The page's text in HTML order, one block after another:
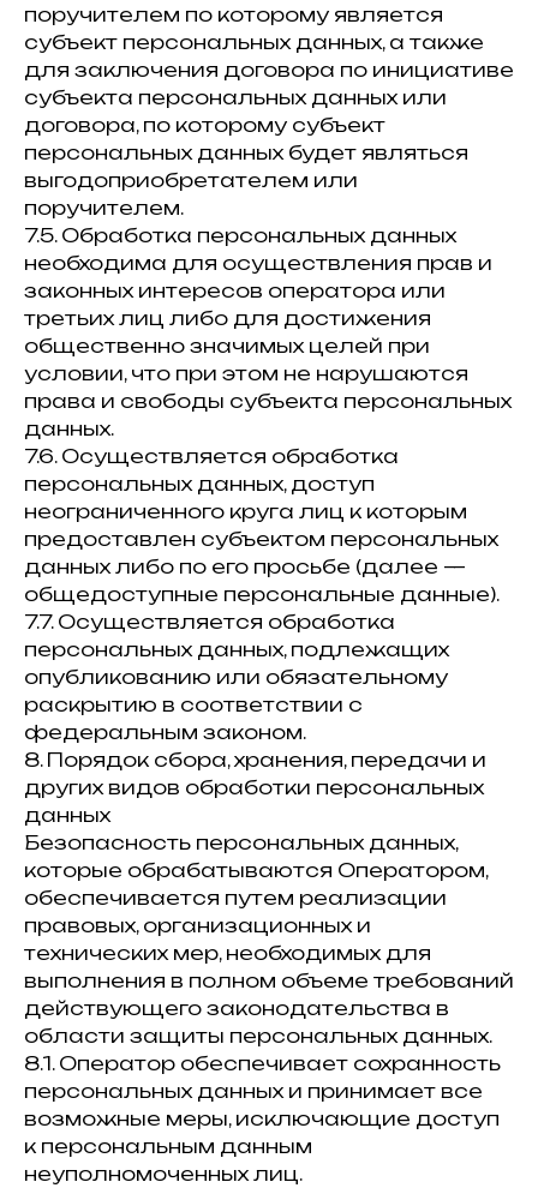
поручителем по которому является
субъект персональных данных, а также
для заключения договора по инициативе
субъекта персональных данных или
договора, по которому субъект
персональных данных будет являться
выгодоприобретателем или
поручителем.
7.5. Обработка персональных данных
необходима для осуществления прав и
законных интересов оператора или
третьих лиц либо для достижения
общественно значимых целей при
условии, что при этом не нарушаются
права и свободы субъекта персональных
данных.
7.6. Осуществляется обработка
персональных данных, доступ
неограниченного круга лиц к которым
предоставлен субъектом персональных
данных либо по его просьбе (далее —
общедоступные персональные данные).
7.7. Осуществляется обработка
персональных данных, подлежащих
опубликованию или обязательному
раскрытию в соответствии с
федеральным законом.
8. Порядок сбора, хранения, передачи и
других видов обработки персональных
данных
Безопасность персональных данных,
которые обрабатываются Оператором,
обеспечивается путем реализации
правовых, организационных и
технических мер, необходимых для
выполнения в полном объеме требований
действующего законодательства в
области защиты персональных данных.
8.1. Оператор обеспечивает сохранность
персональных данных и принимает все
возможные меры, исключающие доступ
к персональным данным
неуполномоченных лиц.